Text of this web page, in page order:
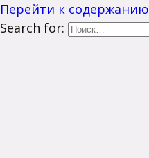
Перейти к содержанию
Search for: